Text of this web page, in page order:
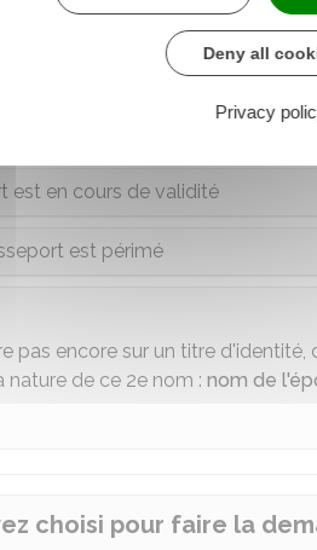
est en cours de validité
est périmé
pas encore sur un titre d'identité,
de ce 2e nom : nom de
choisi pour faire la
Deny all
Privacy